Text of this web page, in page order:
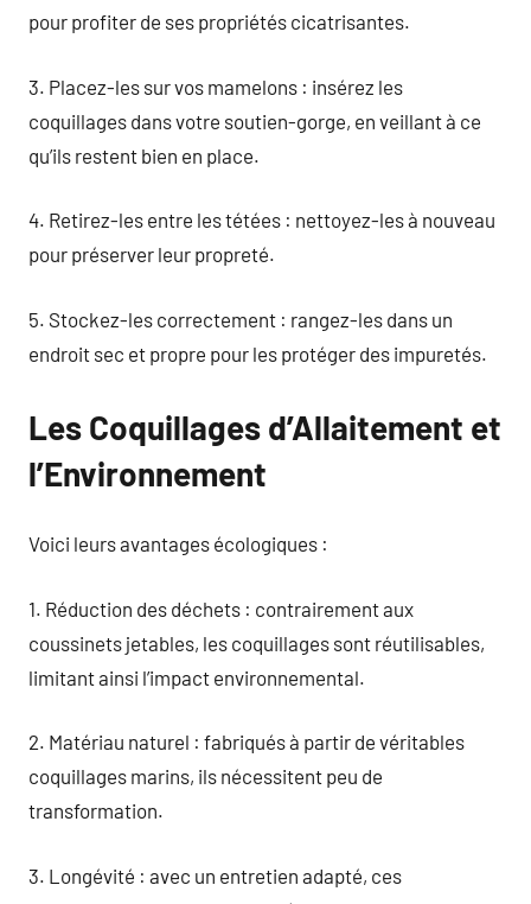
pour profiter de ses propriétés cicatrisantes.
3. Placez-les sur vos mamelons : insérez les
coquillages dans votre soutien-gorge, en veillant à ce
qu’ils restent bien en place.
4. Retirez-les entre les tétées : nettoyez-les à nouveau
pour préserver leur propreté.
5. Stockez-les correctement : rangez-les dans un
endroit sec et propre pour les protéger des impuretés.
Les Coquillages d’Allaitement et
l’Environnement
Voici leurs avantages écologiques :
1. Réduction des déchets : contrairement aux
coussinets jetables, les coquillages sont réutilisables,
limitant ainsi l’impact environnemental.
2. Matériau naturel : fabriqués à partir de véritables
coquillages marins, ils nécessitent peu de
transformation.
3. Longévité : avec un entretien adapté, ces